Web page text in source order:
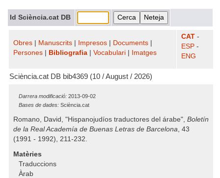
Id Sciència.cat DB
Obres Manuscrits Impresos Documents
Persones
Bibliografia Vocabulari Imatges
CAT -
ESP -
ENG
Sciència.cat DB bib4369 (10 / August / 2026)
Darrera modificació: 2013-09-02
Bases de dades: Sciència.cat
Romano, David, "Hispanojudíos traductores del árabe", Boletín
de la Real Academía de Buenas Letras de Barcelona, 43
(1991 - 1992), 211-232.
Matèries
Traduccions
Àrab